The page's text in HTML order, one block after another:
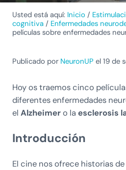
Usted está aquí: Inicio /
cognitiva / Enfermedades
películas sobre enfermedades
Publicado por NeuronUP el 19 de
Hoy os traemos cinco
diferentes enfermedades
el Alzheimero la esclerosis
Introducción
El cine nos ofrece historias